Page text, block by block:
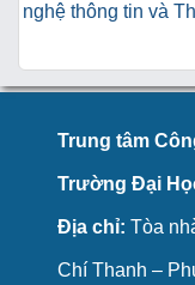
nghệ thông tin và
Trung tâm
Trường Đại
Địa chỉ: Tòa
Chí Thanh –